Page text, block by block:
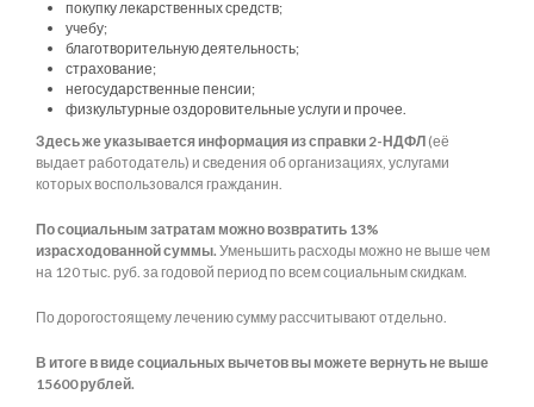
покупку лекарственных средств;
учебу;
благотворительную деятельность;
страхование;
негосударственные пенсии;
физкультурные оздоровительные услуги и прочее.
Здесь же указывается информация из справки 2-НДФЛ (её
выдает работодатель) и сведения об организациях, услугами
которых воспользовался гражданин.
По социальным затратам можно возвратить 13%
израсходованной суммы. Уменьшить расходы можно не выше чем
на 120 тыс. руб. за годовой период по всем социальным скидкам.
По дорогостоящему лечению сумму рассчитывают отдельно.
В итоге в виде социальных вычетов вы можете вернуть не выше
15600 рублей.